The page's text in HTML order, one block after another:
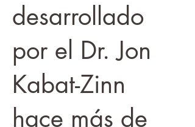
desarrollado
por el Dr. Jon
Kabat-Zinn
hace más de